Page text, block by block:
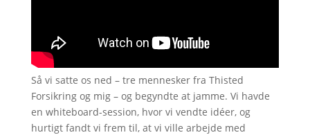
Så vi satte os ned – tre mennesker fra Thisted
Forsikring og mig – og begyndte at jamme. Vi havde
en whiteboard-session, hvor vi vendte idéer, og
hurtigt fandt vi frem til, at vi ville arbejde med